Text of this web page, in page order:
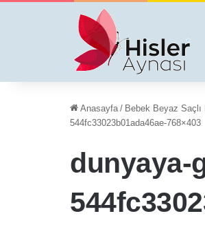
Anasayfa / Bebek Beyaz
544fc33023b01ada46ae-768×403
dunyaya-